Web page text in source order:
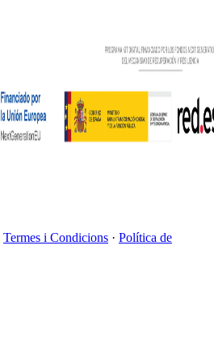
Termes i Condicions · Política de